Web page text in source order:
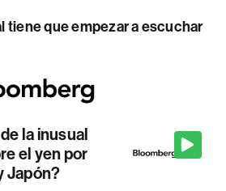
tiene que empezar a escuchar
la inusual
el yen por
Japón?